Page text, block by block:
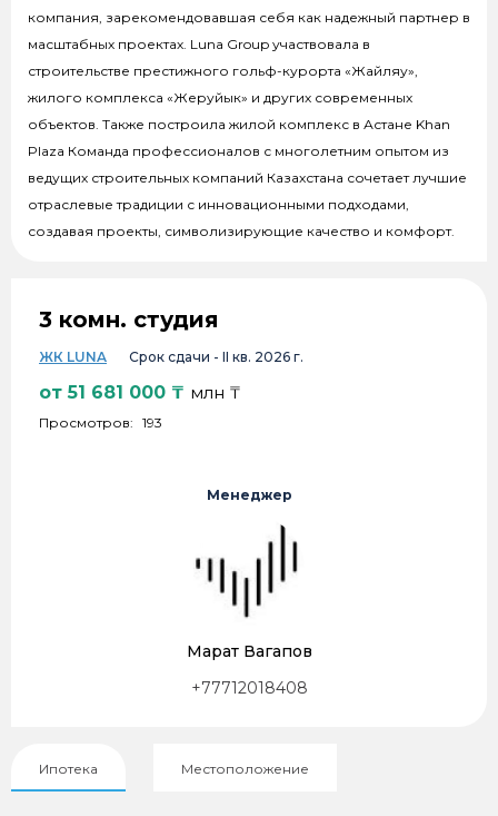
компания, зарекомендовавшая себя как надежный партнер в
масштабных проектах. Luna Group участвовала в
строительстве престижного гольф-курорта «Жайляу»,
жилого комплекса «Жеруйык» и других современных
объектов. Также построила жилой комплекс в Астане Khan
Plaza Команда профессионалов с многолетним опытом из
ведущих строительных компаний Казахстана сочетает лучшие
отраслевые традиции с инновационными подходами,
создавая проекты, символизирующие качество и комфорт.
3 комн. студия
ЖК LUNA Срок сдачи - II кв. 2026 г.
от51 681 000 ₸ млн ₸
Просмотров: 193
Менеджер
Марат Вагапов
+77712018408
Ипотека Местоположение